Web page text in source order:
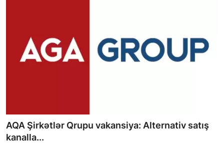
AQA Şirkətlər Qrupu vakansiya: Alternativ satış
kanalla...